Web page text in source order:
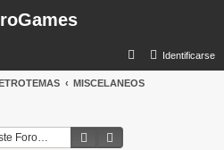
Identificarse
MISCELANEOS
Buscar